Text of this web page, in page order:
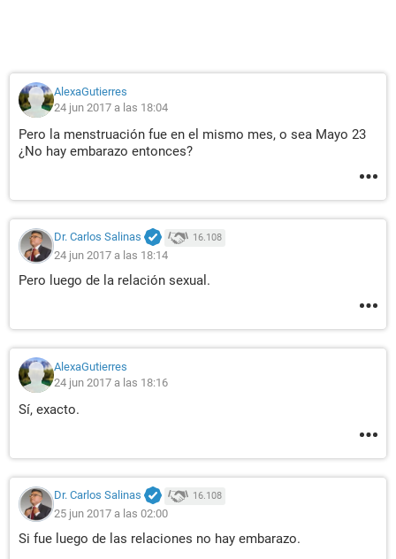
AlexaGutierres
24 jun 2017 a las 18:04
Pero la menstruación fue en el mismo mes, o sea Mayo 23
¿No hay embarazo entonces?
Dr. Carlos Salinas 16.108
24 jun 2017 a las 18:14
Pero luego de la relación sexual.
AlexaGutierres
24 jun 2017 a las 18:16
Sí, exacto.
Dr. Carlos Salinas 16.108
25 jun 2017 a las 02:00
Si fue luego de las relaciones no hay embarazo.